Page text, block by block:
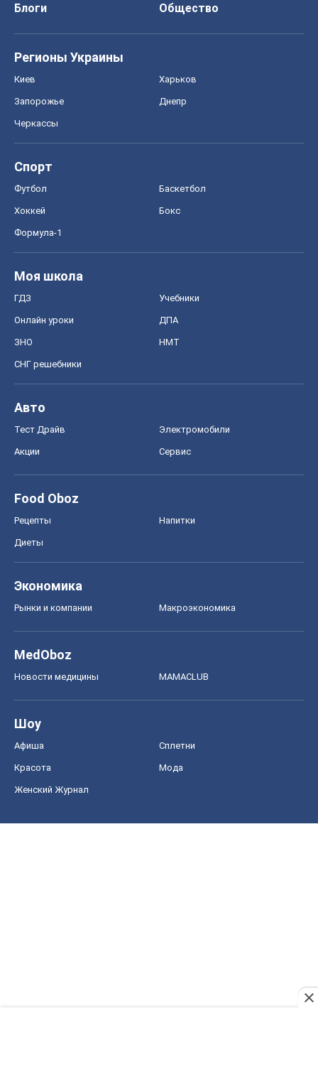
Блоги
Общество
Регионы Украины
Киев Харьков
Запорожье Днепр
Черкассы
Спорт
Футбол Баскетбол
Хоккей Бокс
Формула-1
Моя школа
ГДЗ Учебники
Онлайн уроки ДПА
ЗНО НМТ
СНГ решебники
Авто
Тест Драйв Электромобили
Акции Сервис
Food Oboz
Рецепты Напитки
Диеты
Экономика
Рынки и компании Mакроэкономика
MedOboz
Новости медицины MAMACLUB
Шоу
Афиша Сплетни
Красота Мода
Женский Журнал